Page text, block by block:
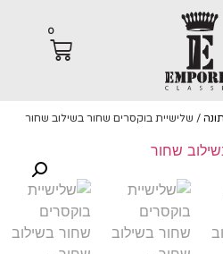
בוקסרים שחור בשילוב שחור